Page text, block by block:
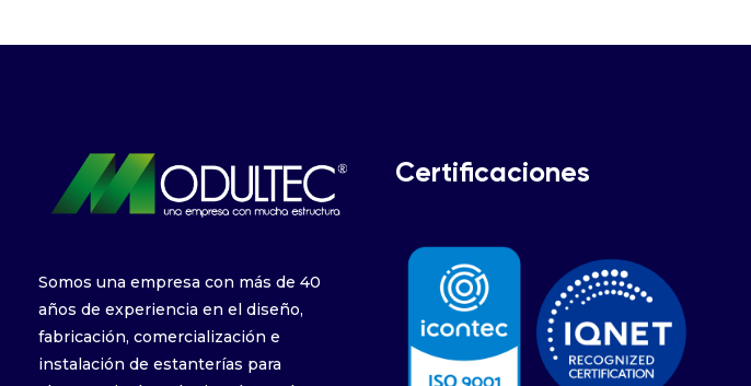
Somos una empresa con más de 40
años de experiencia en el diseño,
fabricación, comercialización e
instalación de estanterías para
Certificaciones